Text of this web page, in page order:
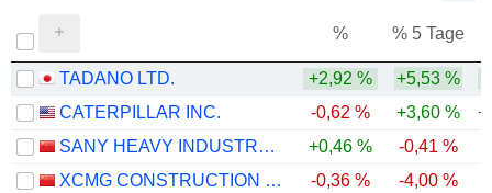
% % 5 Tage
TADANO LTD. +2,92 % +5,53 %
CATERPILLAR INC.
-0,62 % +3,60 %
SANY HEAVY INDUSTRY CO.,LTD
+0,46 % -0,41 %
XCMG CONSTRUCTION MACHINERY CO., LTD.
-0,36 % -4,00 %